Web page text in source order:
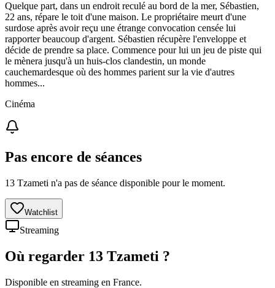
Quelque part, dans un endroit reculé au bord de la mer, Sébastien,
22 ans, répare le toit d'une maison. Le propriétaire meurt d'une
surdose après avoir reçu une étrange convocation censée lui
rapporter beaucoup d'argent. Sébastien récupère l'enveloppe et
décide de prendre sa place. Commence pour lui un jeu de piste qui
le mènera jusqu'à un huis-clos clandestin, un monde
cauchemardesque où des hommes parient sur la vie d'autres
hommes...
Cinéma
Pas encore de séances
13 Tzameti n'a pas de séance disponible pour le moment.
Watchlist
Streaming
Où regarder 13 Tzameti ?
Disponible en streaming en France.